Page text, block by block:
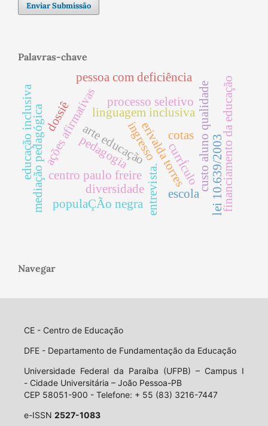
Enviar Submissão
Palavras-chave
linguagem inclusiva custo aluno qualidade
erivalda torres
ações afirmativas cotas
processo seletivo
ingresso financiamento da educação
entrevista.
arte educação
mediação pedagógica centro paulo freire
pedagogia
escola
educação inclusiva lei 10.639/2003
pessoa com deficiência
diversidade
currÍculo
populaÇÃo negra
dossiê
Navegar
CE - Centro de Educação
DFE - Departamento de Fundamentação da Educação
Universidade Federal da Paraíba (UFPB) – Campus I
- Cidade Universitária – João Pessoa-PB
CEP 58051-900 - Telefone: + 55 (83) 3216-7447
e-ISSN 2527-1083